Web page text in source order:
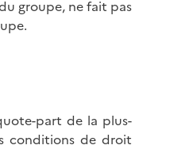
groupe, ne fait pas
part de la plus-
conditions de droit